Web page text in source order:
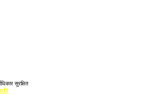
सुरक्षित